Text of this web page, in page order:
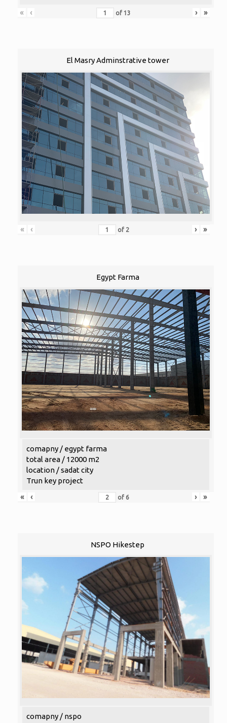
« ‹ of 13 › »
El Masry Adminstrative tower
« ‹ of 2 › »
Egypt Farma
comapny / egypt farma
total area / 12000 m2
location / sadat city
Trun key project
«
‹ of 6 › »
NSPO Hikestep
comapny / nspo